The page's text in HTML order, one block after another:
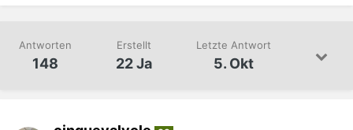
Antworten
148
Erstellt
22 Ja
Letzte Antwort
5. Okt